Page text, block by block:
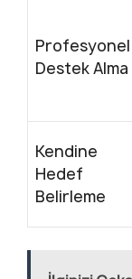
Profesyonel
Destek Alma
Kendine
Hedef
Belirleme